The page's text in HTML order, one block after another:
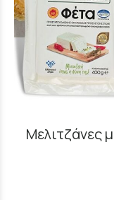
Μελιτζάνες